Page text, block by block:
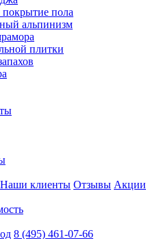
пола
альпинизм
плитки
Наши клиенты Отзывы Акции
8 (495) 461-07-66